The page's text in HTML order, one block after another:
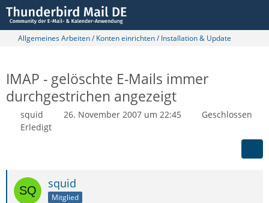
Allgemeines Arbeiten / Konten einrichten / Installation & Update
IMAP - gelöschte E-Mails immer
durchgestrichen angezeigt
squid 26. November 2007 um 22:45
Geschlossen
Erledigt
squid
Mitglied